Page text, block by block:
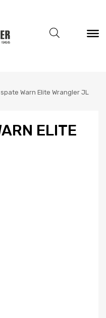
Warn Elite Wrangler JL
ELITE